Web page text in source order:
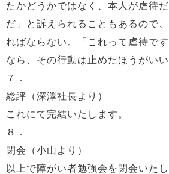
たかどうかではなく、本人が虐待
だ」と訴えられることもあるので
ればならない。「これって虐待で
なら、その行動は止めたほうがいい
７．
総評（深澤社長より）
これにて完結いたします。
８．
閉会（小山より）
以上で障がい者勉強会を閉会いた